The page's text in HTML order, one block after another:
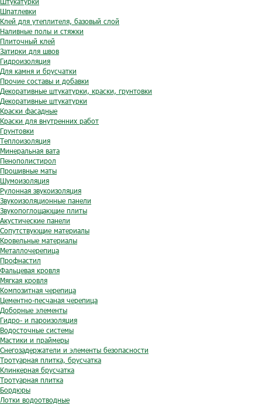
Шпатлевки
Клей для утеплителя, базовый слой
Наливные полы и стяжки
Плиточный клей
Затирки для швов
Гидроизоляция
Для камня и брусчатки
Прочие составы и добавки
Декоративные штукатурки, краски, грунтовки
Декоративные штукатурки
Краски фасадные
Краски для внутренних работ
Грунтовки
Теплоизоляция
Минеральная вата
Пенополистирол
Прошивные маты
Шумоизоляция
Рулонная звукоизоляция
Звукоизоляционные панели
Звукопоглощающие плиты
Акустические панели
Сопутствующие материалы
Кровельные материалы
Металлочерепица
Профнастил
Фальцевая кровля
Мягкая кровля
Композитная черепица
Цементно-песчаная черепица
Доборные элементы
Гидро- и пароизоляция
Водосточные системы
Мастики и праймеры
Снегозадержатели и элементы безопасности
Тротуарная плитка, брусчатка
Клинкерная брусчатка
Тротуарная плитка
Бордюры
Лотки водоотводные